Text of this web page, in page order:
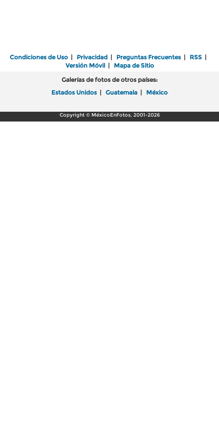
Condiciones de Uso | Privacidad | Preguntas Frecuentes | RSS |
Versión Móvil| Mapa de Sitio
Galerías de fotos de otros países:
Estados Unidos | Guatemala | México
Copyright © MéxicoEnFotos, 2001-2026